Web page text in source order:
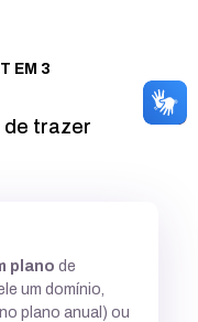
12,5 GB
EM 3
de trazer
plano de
um domínio,
plano anual) ou